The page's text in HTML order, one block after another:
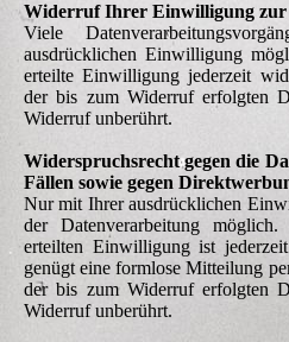
Widerruf Ihrer Einwilligung zur
Viele
ausdrücklichen Einwilligung
erteilte Einwilligung jederzeit
der bis zum Widerruf erfolgten
Widerruf unberührt.
Widerspruchsrecht gegen die
Fällen sowie gegen
Nur mit Ihrer ausdrücklichen
der Datenverarbeitung
erteilten Einwilligung ist
genügt eine formlose Mitteilung
der bis zum Widerruf erfolgten
Widerruf unberührt.